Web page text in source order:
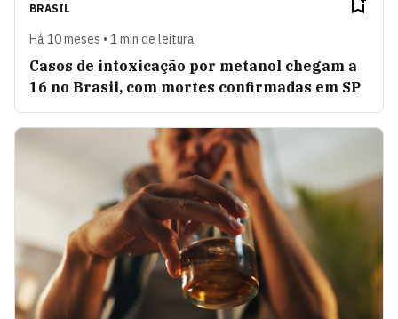
BRASIL
Há 10 meses • 1 min de leitura
Casos de intoxicação por metanol chegam a
16 no Brasil, com mortes confirmadas em SP